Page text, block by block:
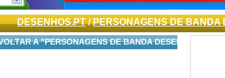
DESENHOS.PT/PERSONAGENS DE BANDA
A "PERSONAGENS DE BANDA DESENHADA"